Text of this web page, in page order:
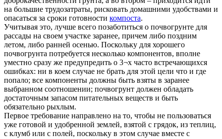
на большие трудозатраты, рисковать домашними удобствами и
опасаться за сроки готовности компоста.
Учитывая это, лучше всего позаботиться о почвогрунте для
рассады на своем участке заранее, причем либо поздним
летом, либо ранней осенью. Поскольку для хорошего
почвогрунта потребуется несколько компонентов, вполне
уместно сразу же предупредить о 3¬х часто встречающихся
ошибках: ни в коем случае не брать для этой цели что и где
попало; все компоненты должны быть взяты в заранее
выбранном соотношении; почвогрунт должен обладать
достаточным запасом питательных веществ и быть
обязательно рыхлым.
Первое требование направлено на то, чтобы не пользоваться
уже готовой и удобренной землей, взятой с грядок, из теплиц,
с клумб или с полей, поскольку в этом случае вместе с